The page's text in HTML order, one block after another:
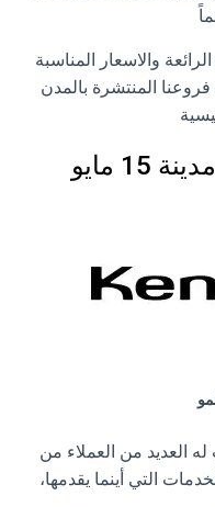
والاسعار المناسبة
المنتشرة بالمدن
مايو
العديد من العملاء من
التي أينما يقدمها،